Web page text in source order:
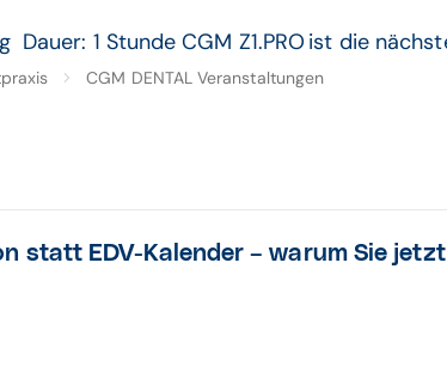
Dauer: 1 Stunde CGM Z1.PRO ist die
CGM DENTAL Veranstaltungen
statt EDV-Kalender – warum Sie